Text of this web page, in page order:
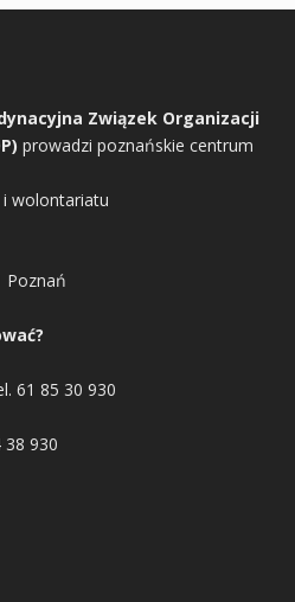
Związek Organizacji
prowadzi poznańskie centrum
wolontariatu
Poznań
61 85 30 930
38 930